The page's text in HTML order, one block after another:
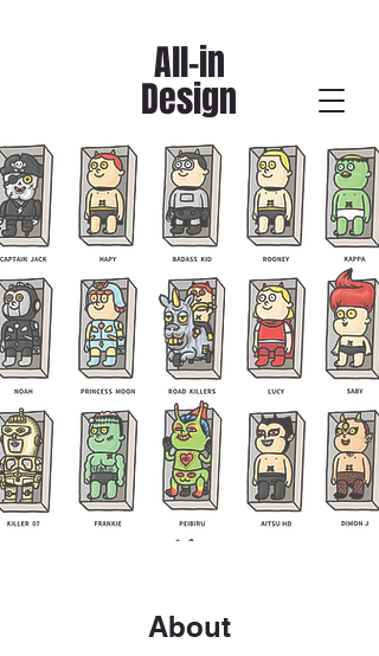
All-in
Design
About